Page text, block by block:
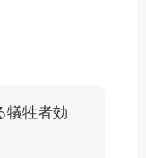
犠牲者効